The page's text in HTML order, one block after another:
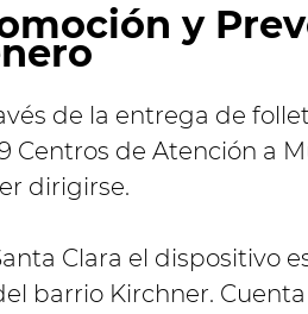
y
de la entrega de
Centros de Atención a
dirigirse.
Clara el dispositivo
barrio Kirchner.